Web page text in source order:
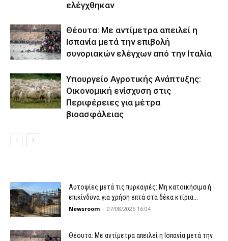
ελέγχθηκαν
Θέουτα: Με αντίμετρα απειλεί η
Ισπανία μετά την επιβολή
συνοριακών ελέγχων από την Ιταλία
Υπουργείο Αγροτικής Ανάπτυξης:
Οικονομική ενίσχυση στις
Περιφέρειες για μέτρα
βιοασφάλειας
Αυτοψίες μετά τις πυρκαγιές: Μη κατοικήσιμα ή
επικίνδυνα για χρήση επτά στα δέκα κτίρια...
Newsroom - 07/08/2026 16:04
Θέουτα: Με αντίμετρα απειλεί η Ισπανία μετά την